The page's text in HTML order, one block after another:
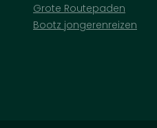
Grote Routepaden
Bootz jongerenreizen